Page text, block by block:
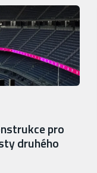
pro
druhého